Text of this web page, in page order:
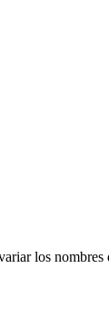
los nombres